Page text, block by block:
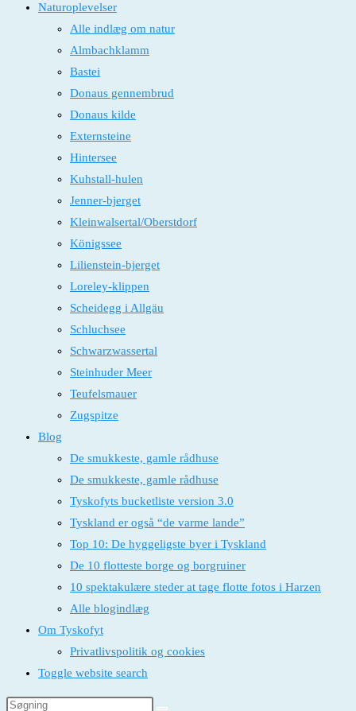
Naturoplevelser
Alle indlæg om natur
Almbachklamm
Bastei
Donaus gennembrud
Donaus kilde
Externsteine
Hintersee
Kuhstall-hulen
Jenner-bjerget
Kleinwalsertal/Oberstdorf
Königssee
Lilienstein-bjerget
Loreley-klippen
Scheidegg i Allgäu
Schluchsee
Schwarzwassertal
Steinhuder Meer
Teufelsmauer
Zugspitze
Blog
De smukkeste, gamle rådhuse
De smukkeste, gamle rådhuse
Tyskofyts bucketliste version 3.0
Tyskland er også “de varme lande”
Top 10: De hyggeligste byer i Tyskland
De 10 flotteste borge og borgruiner
10 spektakulære steder at tage flotte fotos i Harzen
Alle blogindlæg
Om Tyskofyt
Privatlivspolitik og cookies
Toggle website search